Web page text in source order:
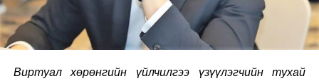
Виртуал хөрөнгийн үйлчилгээ үзүүлэгчийн тухай